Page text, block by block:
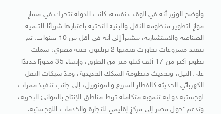
وأوضح الوزير أنه في الوقت نفسه، كانت الدولة تتحرك في مسارٍ
موازٍ لتطوير منظومة النقل والبنية التحتية باعتبارها شريانًا للتنمية
الصناعية والاستثمارية، مشيراً إلى أنه في أقل من 10 سنوات، تم
تنفيذ مشروعات تجاوزت قيمتها 2 تريليون جنيه مصري، شملت
تطوير أكثر من 17 ألف كيلو متر من الطرق، وإنشاء 35 محورًا جديدًا
على النيل، وتحديث منظومة السكك الحديدية، ومدّ شبكات النقل
الكهربائي الحديثة كالقطار السريع والمونوريل، إلى جانب تنفيذ ممرات
لوجستية دولية تنموية متكاملة تربط مناطق الإنتاج بالموانئ البحرية،
وتدعم تحول مصر إلى مركزٍ إقليميٍ للتجارة والخدمات اللوجستية.